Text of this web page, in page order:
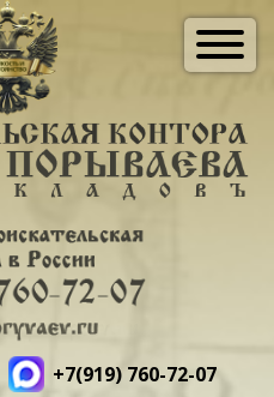
+7(919) 760-72-07